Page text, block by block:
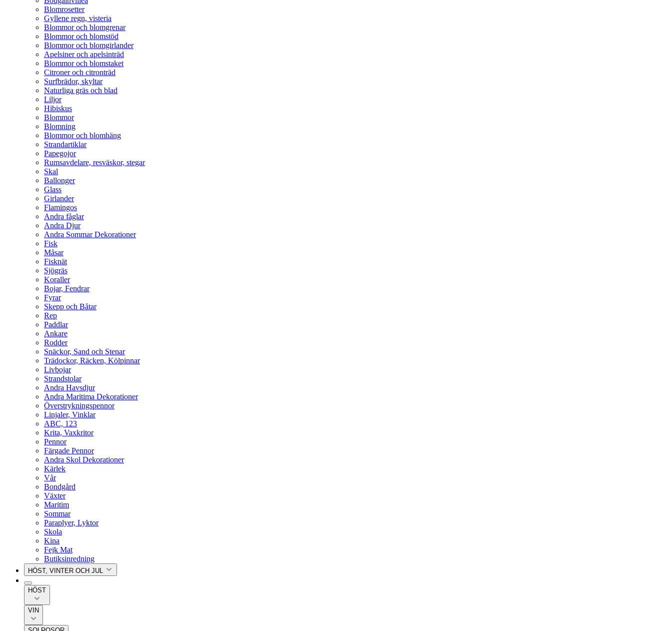
Blomrosetter
Gyllene regn, visteria
Blommor och blomgrenar
Blommor och blomstöd
Blommor och blomgirlander
Apelsiner och apelsinträd
Blommor och blomstaket
Citroner och citronträd
Surfbrädor, skyltar
Naturliga gräs och blad
Liljor
Hibiskus
Blommor
Blomning
Blommor och blomhäng
Strandartiklar
Papegojor
Rumsavdelare, resväskor, stegar
Skal
Ballonger
Glass
Girlander
Flamingos
Andra fåglar
Andra Djur
Andra Sommar Dekorationer
Fisk
Måsar
Fisknät
Sjögräs
Koraller
Bojar, Fendrar
Fyrar
Skepp och Båtar
Rep
Paddlar
Ankare
Rodder
Snäckor, Sand och Stenar
Trädockor, Räcken, Kölpinnar
Livbojar
Strandstolar
Andra Havsdjur
Andra Maritima Dekorationer
Överstrykningspennor
Linjaler, Vinklar
ABC, 123
Krita, Vaxkritor
Pennor
Färgade Pennor
Andra Skol Dekorationer
Kärlek
Vår
Bondgård
Växter
Maritim
Sommar
Paraplyer, Lyktor
Skola
Kina
Fejk Mat
Butiksinredning
HÖST, VINTER OCH JUL
HÖST
VIN